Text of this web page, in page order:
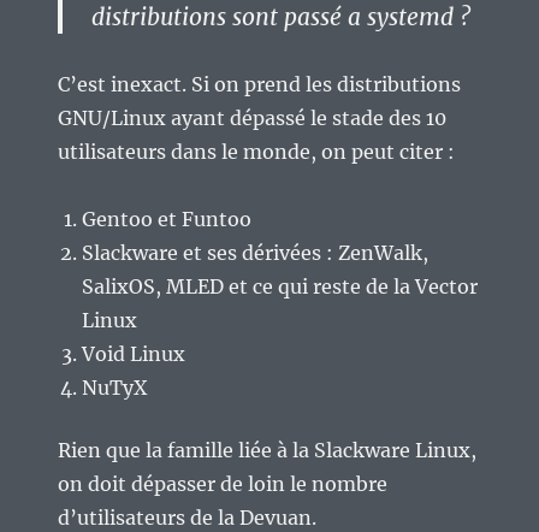
distributions sont passé a systemd ?
C’est inexact. Si on prend les distributions
GNU/Linux ayant dépassé le stade des 10
utilisateurs dans le monde, on peut citer :
Gentoo et Funtoo
Slackware et ses dérivées : ZenWalk,
SalixOS, MLED et ce qui reste de la Vector
Linux
Void Linux
NuTyX
Rien que la famille liée à la Slackware Linux,
on doit dépasser de loin le nombre
d’utilisateurs de la Devuan.